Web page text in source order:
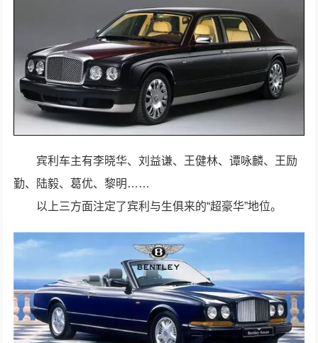
宾利车主有李晓华、刘益谦、王健林、谭咏麟、王励
勤、陆毅、葛优、黎明……
以上三方面注定了宾利与生俱来的“超豪华”地位。